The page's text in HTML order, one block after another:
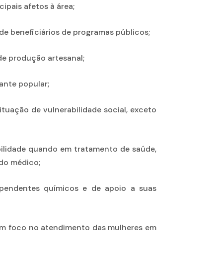
afetos à área;
beneficiários de programas públicos;
produção artesanal;
popular;
de vulnerabilidade social, exceto
quando em tratamento de saúde,
médico;
químicos e de apoio a suas
foco no atendimento das mulheres em